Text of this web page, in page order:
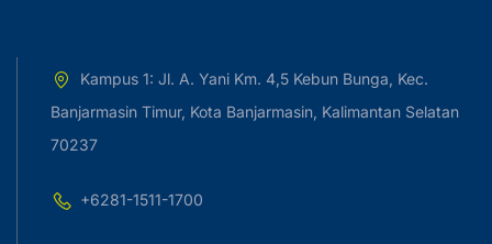
Kampus 1: Jl. A. Yani Km. 4,5 Kebun Bunga, Kec.
Banjarmasin Timur, Kota Banjarmasin, Kalimantan Selatan
70237
+6281-1511-1700